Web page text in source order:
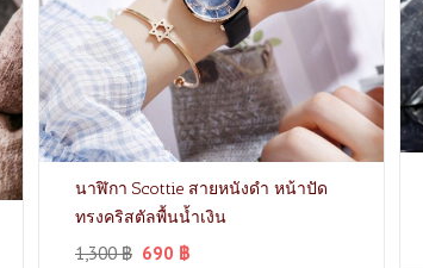
นาฬิกา Scottie สายหนังดำ หน้าปัด
ทรงคริสตัลพื้นน้ำเงิน
1,300฿ 690 ฿